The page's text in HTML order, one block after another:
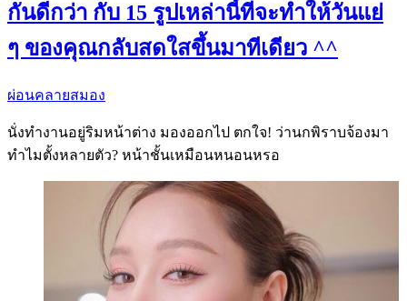
กันดีกว่า กับ 15 รูปเหล่านี้ที่จะทำให้วันแย่
ๆ ของคุณกลับสดใสขึ้นมาทีเดียว ^^
ผ่อนคลายสมอง
นั่งทำงานอยู่ริมหน้าต่าง มองออกไป ตกใจ! ว่านกพิราบจ้องมา
ทำไมตั้งหลายตัว? หน้าชั้นเหมือนหนอนหรอ